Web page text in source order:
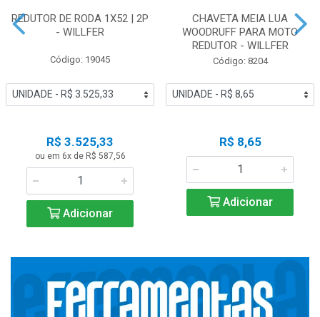
REDUTOR DE RODA 1X52 | 2P
- WILLFER
Código: 19045
R$ 3.525,33
ou em 6x de R$ 587,56
Adicionar
CHAVETA MEIA LUA
WOODRUFF PARA MOTO
REDUTOR - WILLFER
Código: 8204
R$ 8,65
Adicionar